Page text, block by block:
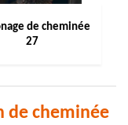
de cheminée
27
de cheminée